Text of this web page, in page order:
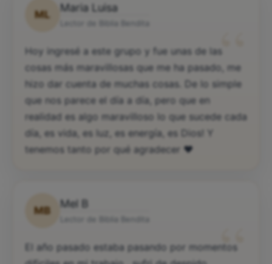
ML
Maria Luisa
“
Hoy ingresé a este grupo y fue unas de las
cosas más maravillosas que me ha pasado, me
hizo dar cuenta de muchas cosas. De lo simple
que nos parece el día a día, pero que en
realidad es algo maravilloso lo que sucede cada
día, es vida, es luz, es energía, es Dios! Y
tenemos tanto por qué agradecer ♥️
MB
Mel B
“
El año pasado estaba pasando por momentos